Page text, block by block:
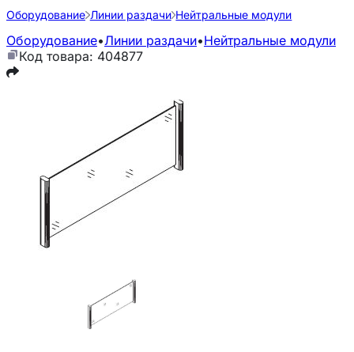
Оборудование Линии раздачи Нейтральные модули
Оборудование•Линии раздачи•Нейтральные модули
Код товара: 404877